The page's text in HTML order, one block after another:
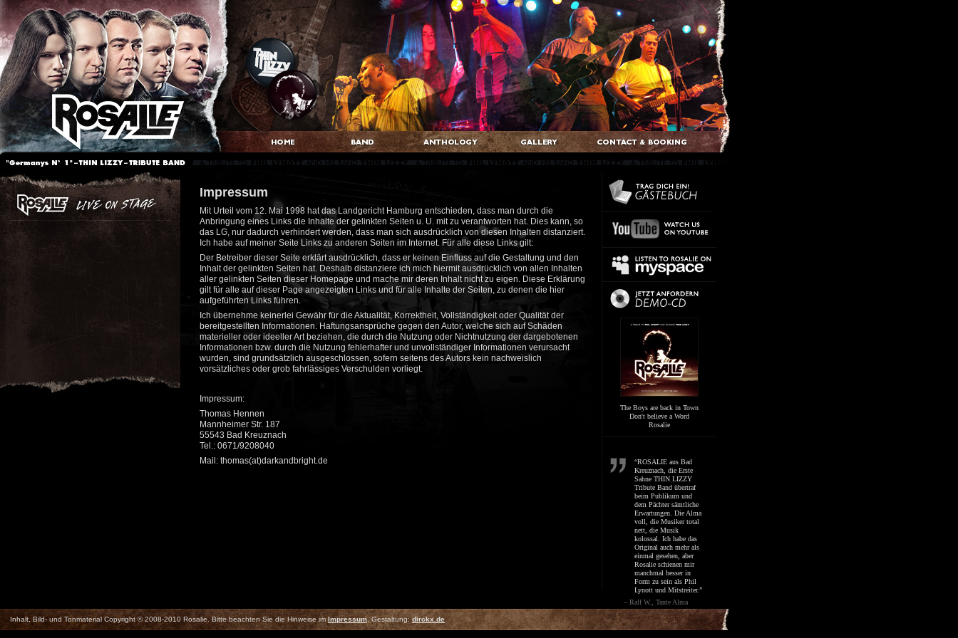
21:00 Uhr
Park, Munich
Bad Kreuznach, Rheinland-Pfalz
The Boys are back in Town
Don't believe a Word
Rosalie
“ROSALIE aus Bad
Kreuznach, die Erste
Sahne THIN LIZZY
Tribute Band übertraf
beim Publikum und
dem Pächter sämtliche
Erwartungen. Die Alma
voll, die Musiker total
nett, die Musik
kolossal. Ich habe das
Original auch mehr als
einmal gesehen, aber
Rosalie schienen mir
manchmal besser in
Form zu sein als Phil
Lynott und Mitstreiter.”
– Ralf W., Tante Alma
Impressum
Mit Urteil vom 12. Mai 1998 hat das Landgericht Hamburg entschieden, dass man durch die
Anbringung eines Links die Inhalte der gelinkten Seiten u. U. mit zu verantworten hat. Dies kann, so
das LG, nur dadurch verhindert werden, dass man sich ausdrücklich von diesen Inhalten distanziert.
Ich habe auf meiner Seite Links zu anderen Seiten im Internet. Für alle diese Links gilt:
Der Betreiber dieser Seite erklärt ausdrücklich, dass er keinen Einfluss auf die Gestaltung und den
Inhalt der gelinkten Seiten hat. Deshalb distanziere ich mich hiermit ausdrücklich von allen Inhalten
aller gelinkten Seiten dieser Homepage und mache mir deren Inhalt nicht zu eigen. Diese Erklärung
gilt für alle auf dieser Page angezeigten Links und für alle Inhalte der Seiten, zu denen die hier
aufgeführten Links führen.
Ich übernehme keinerlei Gewähr für die Aktualität, Korrektheit, Vollständigkeit oder Qualität der
bereitgestellten Informationen. Haftungsansprüche gegen den Autor, welche sich auf Schäden
materieller oder ideeller Art beziehen, die durch die Nutzung oder Nichtnutzung der dargebotenen
Informationen bzw. durch die Nutzung fehlerhafter und unvollständiger Informationen verursacht
wurden, sind grundsätzlich ausgeschlossen, sofern seitens des Autors kein nachweislich
vorsätzliches oder grob fahrlässiges Verschulden vorliegt.
Impressum:
Thomas Hennen
Mannheimer Str. 187
55543 Bad Kreuznach
Tel.: 0671/9208040
Mail: thomas(at)darkandbright.de
Inhalt, Bild- und Tonmaterial Copyright © 2008-2010 Rosalie. Bitte beachten Sie die Hinweise imImpressum. Gestaltung: dirckx.de